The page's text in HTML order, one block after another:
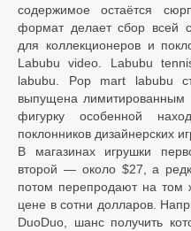
содержимое остаётся
формат делает сбор всей
для коллекционеров и
Labubu video. Labubu
labubu. Pop mart labubu
выпущена
фигурку особенной
поклонников дизайнерских
В магазинах игрушки
второй — около $27, а
потом перепродают на том
цене в сотни долларов.
DuoDuo, шанс получить